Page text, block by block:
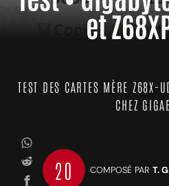
et
TEST DES CARTES MÈRE
CHEZ
20 COMPOSÉ PAR T.